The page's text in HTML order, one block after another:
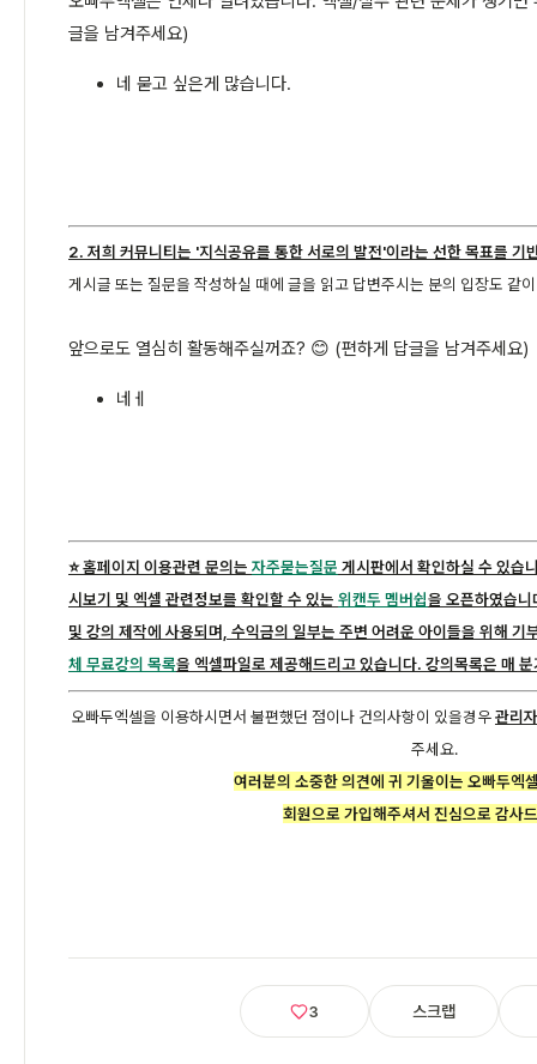
글을 남겨주세요)
네 묻고 싶은게 많습니다.
2. 저희 커뮤니티는 '지식공유를 통한 서로의 발전'이라는 선한 목표를 기
게시글 또는 질문을 작성하실 때에 글을 읽고 답변주시는 분의 입장도 같
앞으로도 열심히 활동해주실꺼죠? 😊 (편하게 답글을 남겨주세요)
네ㅔ
⭐️ 홈페이지 이용관련 문의는 자주묻는질문 게시판에서 확인하실 수 있습
시보기 및 엑셀 관련정보를 확인할 수 있는 위캔두 멤버쉽을 오픈하였습
및 강의 제작에 사용되며, 수익금의 일부는 주변 어려운 아이들을 위해 기
체 무료강의 목록을 엑셀파일로 제공해드리고 있습니다. 강의목록은 매
오빠두엑셀을 이용하시면서 불편했던 점이나 건의사항이 있을경우관리
주세요.
여러분의 소중한 의견에 귀 기울이는 오빠두엑
회원으로 가입해주셔서 진심으로 감사
3 스크랩